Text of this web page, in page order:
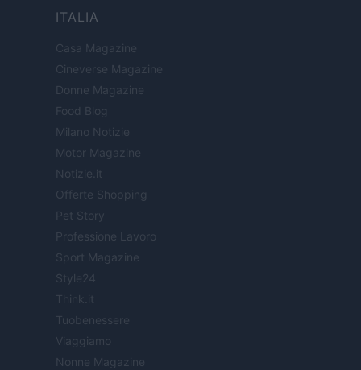
ITALIA
Casa Magazine
Cineverse Magazine
Donne Magazine
Food Blog
Milano Notizie
Motor Magazine
Notizie.it
Offerte Shopping
Pet Story
Professione Lavoro
Sport Magazine
Style24
Think.it
Tuobenessere
Viaggiamo
Nonne Magazine